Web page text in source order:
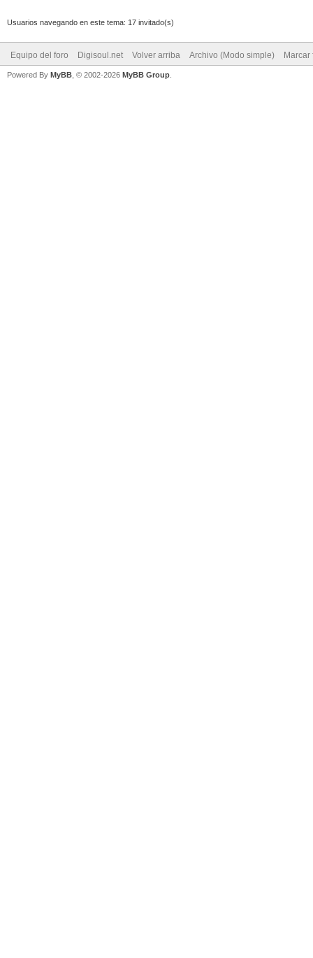
Usuarios navegando en este tema: 17 invitado(s)
Equipo del foro Digisoul.net Volver arriba Archivo (Modo simple) Marcar
Powered By MyBB , © 2002-2026 MyBB Group